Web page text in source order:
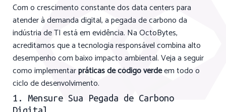
Com o crescimento constante dos data centers para
atender à demanda digital, a pegada de carbono da
indústria de TI está em evidência. Na OctoBytes,
acreditamos que a tecnologia responsável combina alto
desempenho com baixo impacto ambiental. Veja a seguir
como implementarpráticas de código verdeem todo o
ciclo de desenvolvimento.
1. Mensure Sua Pegada de Carbono